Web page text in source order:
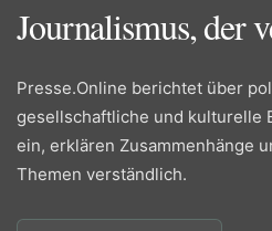
Journalismus, der
Presse.Online berichtet über
gesellschaftliche und kulturelle
ein, erklären Zusammenhänge
Themen verständlich.